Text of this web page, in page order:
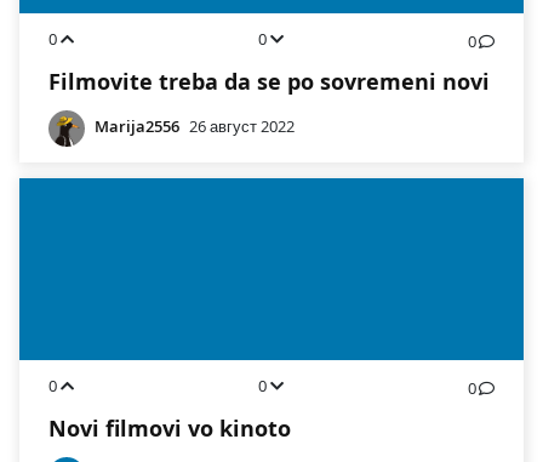
0 0 0
Filmovite treba da se po sovremeni novi
Marija2556 26 август 2022
0 0 0
Novi filmovi vo kinoto